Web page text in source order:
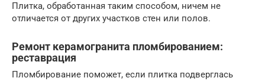
Плитка, обработанная таким способом, ничем не
отличается от других участков стен или полов.
Ремонт керамогранита пломбированием:
реставрация
Пломбирование поможет, если плитка подверглась